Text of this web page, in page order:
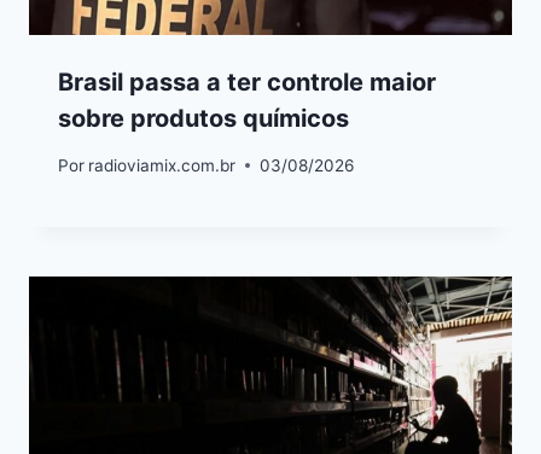
Brasil passa a ter controle maior
sobre produtos químicos
Por radioviamix.com.br 03/08/2026